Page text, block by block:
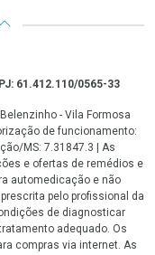
61.412.110/0565-33
- Vila Formosa
de funcionamento:
MS: 7.31847.3 | As
e ofertas de remédios e
automedicação e não
pelo profissional da
de diagnosticar
adequado. Os
compras via internet. As